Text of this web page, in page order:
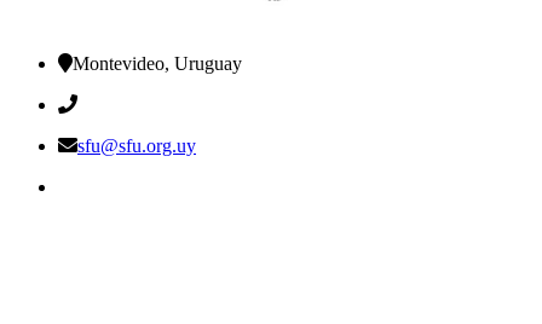
Montevideo, Uruguay
sfu@sfu.org.uy